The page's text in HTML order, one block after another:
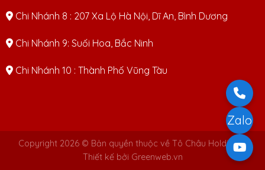
Chi Nhánh 8 : 207 Xa Lộ Hà Nội, Dĩ An, Bình Dương
Chi Nhánh 9: Suối Hoa, Bắc Ninh
Chi Nhánh 10 : Thành Phố Vũng Tàu
Copyright 2026 © Bản quyền thuộc về Tô Châu Holdings |
Thiết kế bởi Greenweb.vn
Zalo